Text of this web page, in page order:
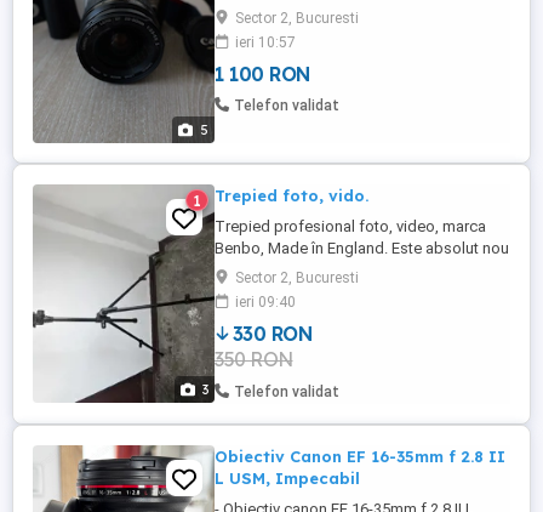
5
Cu brandul Canon, acest aparat va oferi
imagini de o calitate remarcabilă.
Descoperă-ți creativitatea cu Canon EOS
300! Aparatul este echipat cu obiectivul
Canon EF 20-80 mm, f:3,5-5,6 si cu blitul
Sector 2, Bucuresti
ieri 10:57
1 100 RON
Telefon validat
3
1 Trepied foto, vido.
Trepied profesional foto, video, marca
Benbo, Made în England. Este absolut nou
! Are picioare solide dual-stage de
aluminiu. Trepiedul poate susține o
sarcină de până la 6 kg printr-un sistem fix
de contrabalansare. Înălțimea trepiedului
este variabilă, între 70 și 160 cm. Picioarele
au blocaje ...
Sector 2, Bucuresti
ieri 09:40
330 RON
350 RON
Telefon validat
Obiectiv Canon EF 16-35mm f 2.8 II
L USM, Impecabil